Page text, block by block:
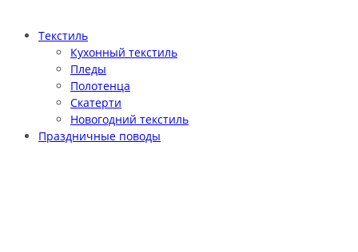
Текстиль
Кухонный текстиль
Пледы
Полотенца
Скатерти
Новогодний текстиль
Праздничные поводы